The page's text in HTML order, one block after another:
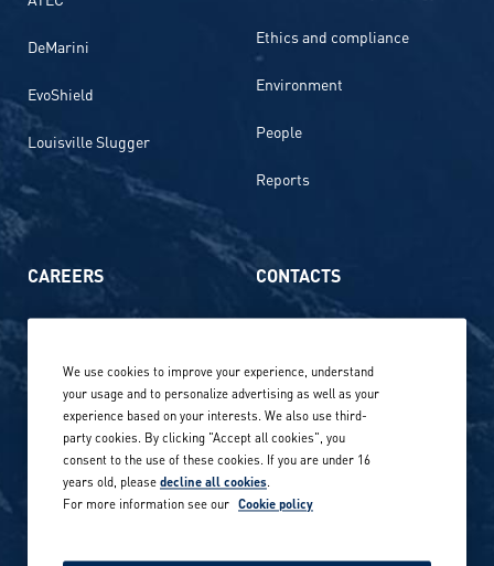
DeMarini
EvoShield
Louisville Slugger
Ethics and compliance
Environment
People
Reports
CAREERS
Our locations globally
Career stories
Careers in sports
CONTACTS
Privacy Policy
Site terms
We use cookies to improve your experience, understand
your usage and to personalize advertising as well as your
experience based on your interests. We also use third-
party cookies. By clicking "Accept all cookies", you
consent to the use of these cookies. If you are under 16
years old, pleasedecline all cookies.
For more information see our Cookie policy